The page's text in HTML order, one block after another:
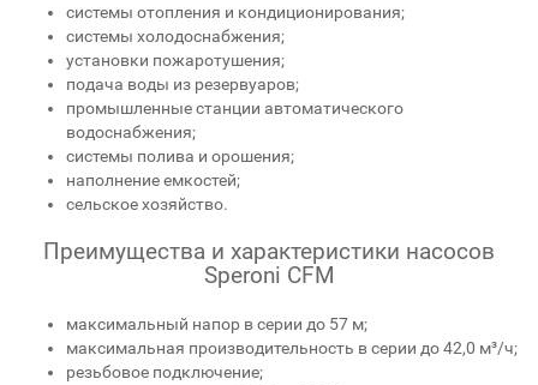
системы отопления и кондиционирования;
системы холодоснабжения;
установки пожаротушения;
подача воды из резервуаров;
промышленные станции автоматического
водоснабжения;
системы полива и орошения;
наполнение емкостей;
сельское хозяйство.
Преимущества и характеристики насосов
Speroni CFM
максимальный напор в серии до 57 м;
максимальная производительность в серии до 42,0 м³/ч;
резьбовое подключение;